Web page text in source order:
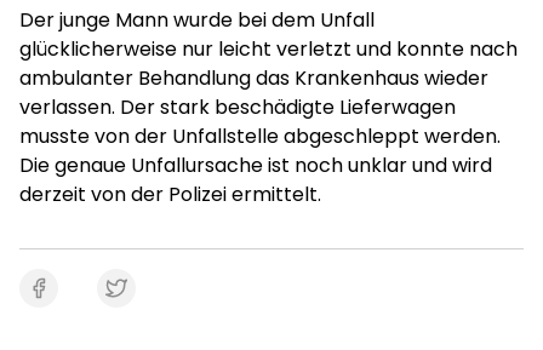
Der junge Mann wurde bei dem Unfall
glücklicherweise nur leicht verletzt und konnte nach
ambulanter Behandlung das Krankenhaus wieder
verlassen. Der stark beschädigte Lieferwagen
musste von der Unfallstelle abgeschleppt werden.
Die genaue Unfallursache ist noch unklar und wird
derzeit von der Polizei ermittelt.